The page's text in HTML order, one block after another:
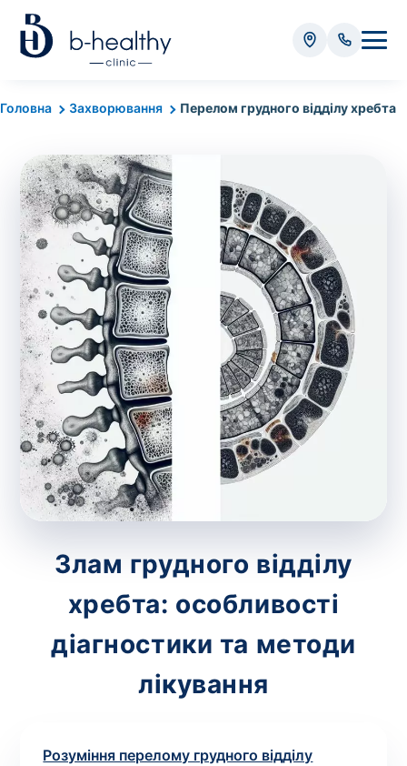
Головна Захворювання Перелом грудного відділу хребта
Злам грудного відділу
хребта: особливості
діагностики та методи
лікування
Розуміння перелому грудного відділу
Аналізи
Вартість забору крові - 50 грн
Вартість забору біоматеріалу (крім крові) - від
35 грн
Всього: 0 грн
Попередній запис на дослідження не
потрібний. Виняток становлять мазки та
зіскрібки. Взяття біоматеріалу для них
виконує лікар – необхідийзапис до фахівця
Аналіз вдома